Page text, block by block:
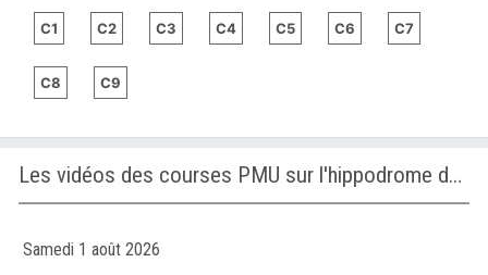
C1 C2 C3 C4 C5 C6 C7
C8 C9
Les vidéos des courses PMU sur l'hippodrome de TURFFONTEIN
Samedi 1 août 2026